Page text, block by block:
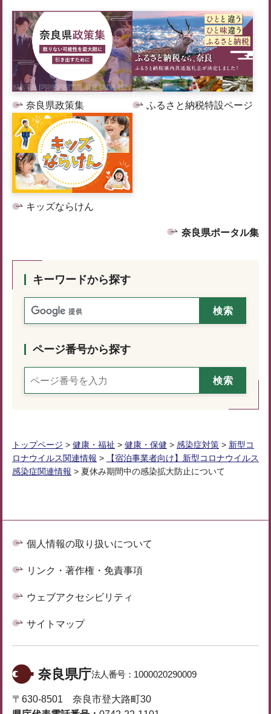
奈良県政策集 ふるさと納税特設ページ
キッズならけん
奈良県ポータル集
キーワードから探す
ページ番号から探す
トップページ > 健康・福祉 > 健康・保健 > 感染症対策 > 新型コ
ロナウイルス関連情報 >
【宿泊事業者向け】新型コロナウイルス
感染症関連情報 > 夏休み期間中の感染拡大防止について
個人情報の取り扱いについて
リンク・著作権・免責事項
ウェブアクセシビリティ
サイトマップ
奈良県庁法人番号： 1000020290009
〒630-8501 奈良市登大路町30